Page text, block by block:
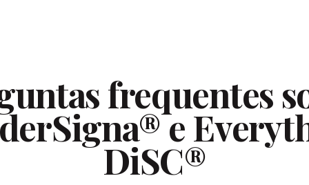
frequentes
e
DiSC®